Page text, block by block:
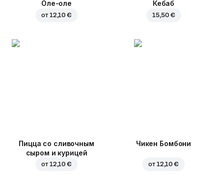
Оле-оле
от 12,10 €
Кебаб
15,50 €
Пицца со сливочным
сыром и курицей
от 12,10 €
Чикен Бомбони
от 12,10 €